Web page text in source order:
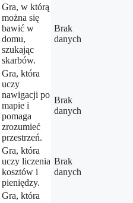
Gra, w którą
można się
bawić w
domu,
szukając
skarbów.
Brak
danych
Gra, która
uczy
nawigacji po
mapie i
pomaga
zrozumieć
przestrzeń.
Brak
danych
Gra, która
uczy liczenia
kosztów i
pieniędzy.
Brak
danych
Gra, która